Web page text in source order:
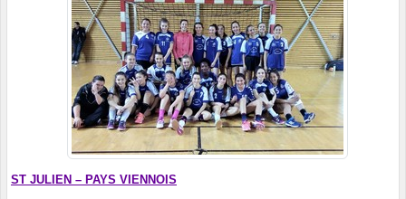
ST JULIEN – PAYS VIENNOIS